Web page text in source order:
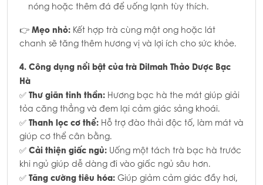
nóng hoặc thêm đá để uống lạnh tùy thích.
👉 Mẹo nhỏ: Kết hợp trà cùng mật ong hoặc lát
chanh sẽ tăng thêm hương vị và lợi ích cho sức khỏe.
4. Công dụng nổi bật của trà Dilmah Thảo Dược Bạc
Hà
✅ Thư giãn tinh thần: Hương bạc hà the mát giúp giải
tỏa căng thẳng và đem lại cảm giác sảng khoái.
✅ Thanh lọc cơ thể: Hỗ trợ đào thải độc tố, làm mát và
giúp cơ thể cân bằng.
✅ Cải thiện giấc ngủ: Uống một tách trà bạc hà trước
khi ngủ giúp dễ dàng đi vào giấc ngủ sâu hơn.
✅ Tăng cường tiêu hóa: Giúp giảm cảm giác đầy hơi,